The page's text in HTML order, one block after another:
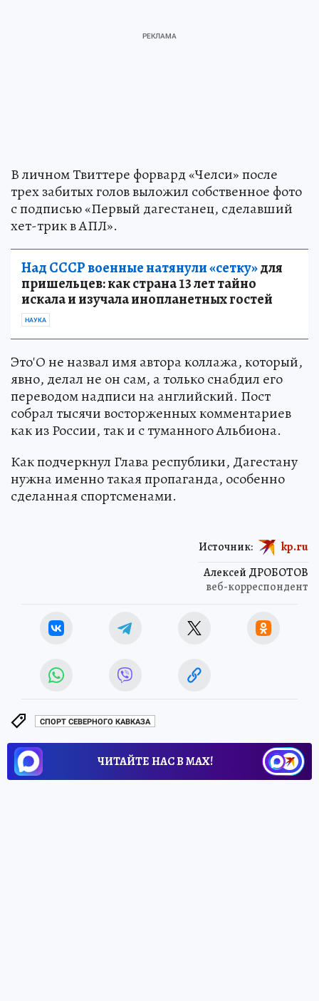
В личном Твиттере форвард «Челси» после
трех забитых голов выложил собственное фото
с подписью «Первый дагестанец, сделавший
хет-трик в АПЛ».
Над СССР военные натянули «сетку»для
пришельцев: как страна 13 лет тайно
искала и изучала инопланетных гостей
НАУКА
Это'О не назвал имя автора коллажа, который,
явно, делал не он сам, а только снабдил его
переводом надписи на английский. Пост
собрал тысячи восторженных комментариев
как из России, так и с туманного Альбиона.
Как подчеркнул Глава республики, Дагестану
нужна именно такая пропаганда, особенно
сделанная спортсменами.
Алексей ДРОБОТОВ
веб-корреспондент
Источник: kp.ru
СПОРТ СЕВЕРНОГО КАВКАЗА
ЧИТАЙТЕ НАС В МАХ!